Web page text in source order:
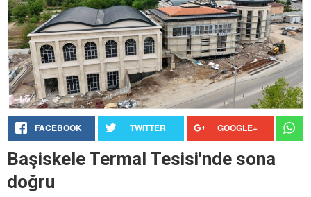
FACEBOOK TWITTER GOOGLE+
Başiskele Termal Tesisi'nde sona
doğru